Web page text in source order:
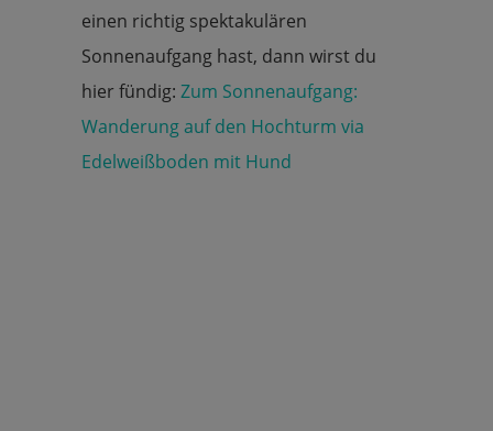
einen richtig spektakulären
Sonnenaufgang hast, dann wirst du
hier fündig: Zum Sonnenaufgang:
Wanderung auf den Hochturm via
Edelweißboden mit Hund